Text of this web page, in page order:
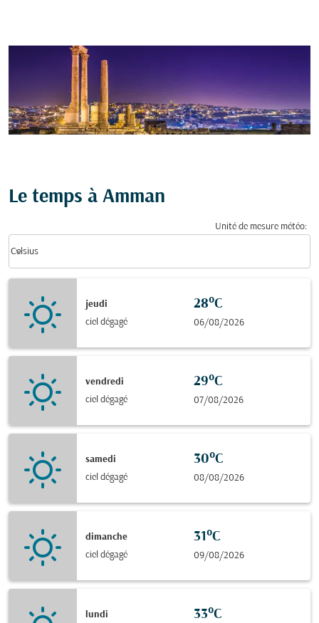
Le temps à Amman
Unité de mesure météo:
Celsius
keyboard_arrow_down
jeudi
ciel dégagé
28°C
06/08/2026
vendredi
ciel dégagé
29°C
07/08/2026
samedi
ciel dégagé
30°C
08/08/2026
dimanche
ciel dégagé
31°C
09/08/2026
lundi
33°C